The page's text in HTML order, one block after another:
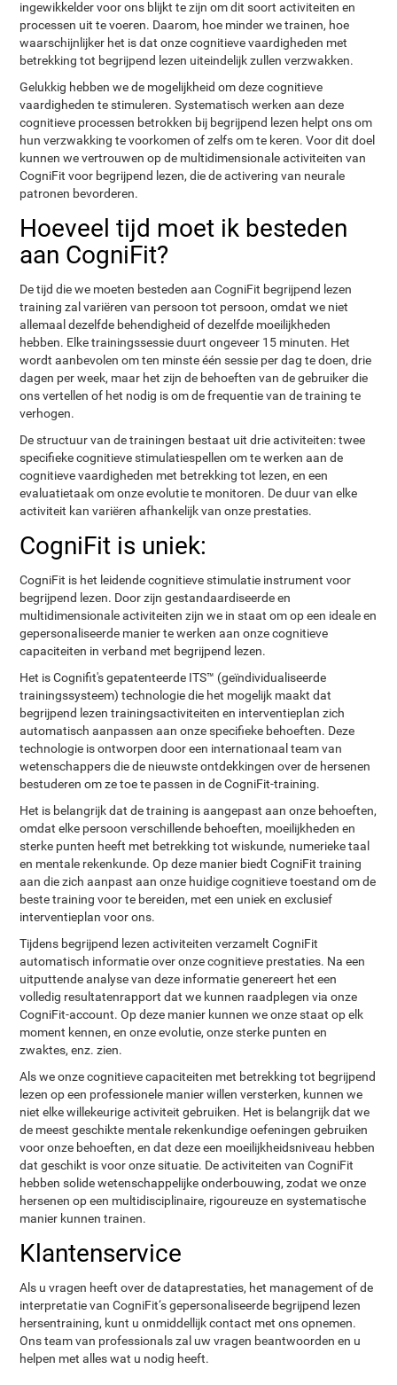
ingewikkelder voor ons blijkt te zijn om dit soort activiteiten en
processen uit te voeren. Daarom, hoe minder we trainen, hoe
waarschijnlijker het is dat onze cognitieve vaardigheden met
betrekking tot begrijpend lezen uiteindelijk zullen verzwakken.
Gelukkig hebben we de mogelijkheid om deze cognitieve
vaardigheden te stimuleren. Systematisch werken aan deze
cognitieve processen betrokken bij begrijpend lezen helpt ons om
hun verzwakking te voorkomen of zelfs om te keren. Voor dit doel
kunnen we vertrouwen op de multidimensionale activiteiten van
CogniFit voor begrijpend lezen, die de activering van neurale
patronen bevorderen.
Hoeveel tijd moet ik besteden
aan CogniFit?
De tijd die we moeten besteden aan CogniFit begrijpend lezen
training zal variëren van persoon tot persoon, omdat we niet
allemaal dezelfde behendigheid of dezelfde moeilijkheden
hebben. Elke trainingssessie duurt ongeveer 15 minuten. Het
wordt aanbevolen om ten minste één sessie per dag te doen, drie
dagen per week, maar het zijn de behoeften van de gebruiker die
ons vertellen of het nodig is om de frequentie van de training te
verhogen.
De structuur van de trainingen bestaat uit drie activiteiten: twee
specifieke cognitieve stimulatiespellen om te werken aan de
cognitieve vaardigheden met betrekking tot lezen, en een
evaluatietaak om onze evolutie te monitoren. De duur van elke
activiteit kan variëren afhankelijk van onze prestaties.
CogniFit is uniek:
CogniFit is het leidende cognitieve stimulatie instrument voor
begrijpend lezen. Door zijn gestandaardiseerde en
multidimensionale activiteiten zijn we in staat om op een ideale en
gepersonaliseerde manier te werken aan onze cognitieve
capaciteiten in verband met begrijpend lezen.
Het is Cognifit's gepatenteerde ITS™ (geïndividualiseerde
trainingssysteem) technologie die het mogelijk maakt dat
begrijpend lezen trainingsactiviteiten en interventieplan zich
automatisch aanpassen aan onze specifieke behoeften. Deze
technologie is ontworpen door een internationaal team van
wetenschappers die de nieuwste ontdekkingen over de hersenen
bestuderen om ze toe te passen in de CogniFit-training.
Het is belangrijk dat de training is aangepast aan onze behoeften,
omdat elke persoon verschillende behoeften, moeilijkheden en
sterke punten heeft met betrekking tot wiskunde, numerieke taal
en mentale rekenkunde. Op deze manier biedt CogniFit training
aan die zich aanpast aan onze huidige cognitieve toestand om de
beste training voor te bereiden, met een uniek en exclusief
interventieplan voor ons.
Tijdens begrijpend lezen activiteiten verzamelt CogniFit
automatisch informatie over onze cognitieve prestaties. Na een
uitputtende analyse van deze informatie genereert het een
volledig resultatenrapport dat we kunnen raadplegen via onze
CogniFit-account. Op deze manier kunnen we onze staat op elk
moment kennen, en onze evolutie, onze sterke punten en
zwaktes, enz. zien.
Als we onze cognitieve capaciteiten met betrekking tot begrijpend
lezen op een professionele manier willen versterken, kunnen we
niet elke willekeurige activiteit gebruiken. Het is belangrijk dat we
de meest geschikte mentale rekenkundige oefeningen gebruiken
voor onze behoeften, en dat deze een moeilijkheidsniveau hebben
dat geschikt is voor onze situatie. De activiteiten van CogniFit
hebben solide wetenschappelijke onderbouwing, zodat we onze
hersenen op een multidisciplinaire, rigoureuze en systematische
manier kunnen trainen.
Klantenservice
Als u vragen heeft over de dataprestaties, het management of de
interpretatie van CogniFit‘s gepersonaliseerde begrijpend lezen
hersentraining, kunt u onmiddellijk contact met ons opnemen.
Ons team van professionals zal uw vragen beantwoorden en u
helpen met alles wat u nodig heeft.